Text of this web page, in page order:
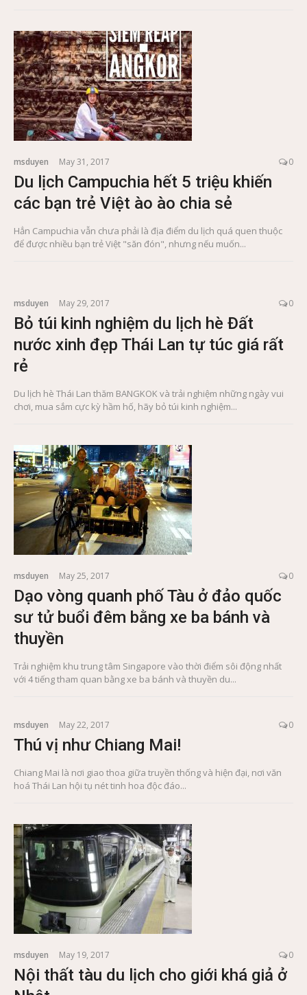
msduyen May 31, 2017 0
Du lịch Campuchia hết 5 triệu khiến
các bạn trẻ Việt ào ào chia sẻ
Hẳn Campuchia vẫn chưa phải là địa điểm du lịch quá quen thuộc
để được nhiều bạn trẻ Việt "săn đón", nhưng nếu muốn...
msduyen May 29, 2017 0
Bỏ túi kinh nghiệm du lịch hè Đất
nước xinh đẹp Thái Lan tự túc giá rất
rẻ
Du lịch hè Thái Lan thăm BANGKOK và trải nghiệm những ngày vui
chơi, mua sắm cực kỳ hầm hố, hãy bỏ túi kinh nghiệm...
msduyen May 25, 2017 0
Dạo vòng quanh phố Tàu ở đảo quốc
sư tử buổi đêm bằng xe ba bánh và
thuyền
Trải nghiệm khu trung tâm Singapore vào thời điểm sôi động nhất
với 4 tiếng tham quan bằng xe ba bánh và thuyền du...
msduyen May 22, 2017 0
Thú vị như Chiang Mai!
Chiang Mai là nơi giao thoa giữa truyền thống và hiện đại, nơi văn
hoá Thái Lan hội tụ nét tinh hoa độc đáo...
msduyen May 19, 2017 0
Nội thất tàu du lịch cho giới khá giả ở